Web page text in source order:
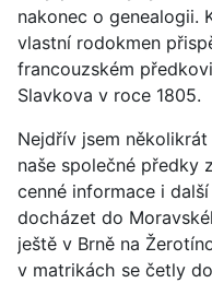
nakonec o genealogii.
vlastní rodokmen
francouzském
Slavkova v roce 1805.
Nejdřív jsem
naše společné předky
cenné informace i
docházet do
ještě v Brně na
v matrikách se četly